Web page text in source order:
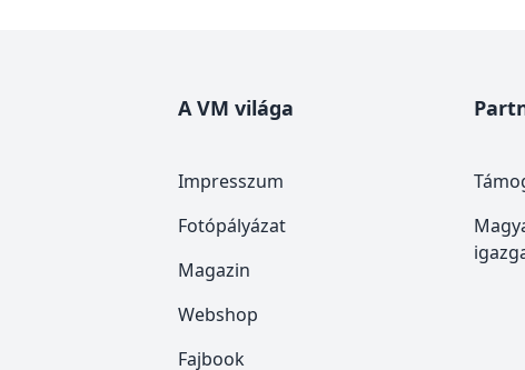
A VM világa
Impresszum
Fotópályázat
Magazin
Webshop
Fajbook